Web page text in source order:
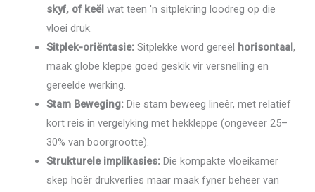
skyf, of keël wat teen 'n sitplekring loodreg op die
vloei druk.
Sitplek-oriëntasie: Sitplekke word gereël horisontaal,
maak globe kleppe goed geskik vir versnelling en
gereelde werking.
Stam Beweging: Die stam beweeg lineêr, met relatief
kort reis in vergelyking met hekkleppe (ongeveer 25–
30% van boorgrootte).
Strukturele implikasies: Die kompakte vloeikamer
skep hoër drukverlies maar maak fyner beheer van